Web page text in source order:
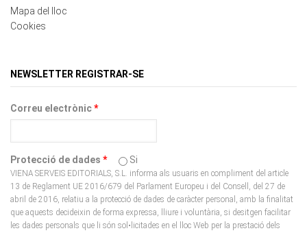
Cookies
Protecció de dades* Si
VIENA SERVEIS EDITORIALS, S.L. informa als usuaris en compliment del article
13 de Reglament UE 2016/679 del Parlament Europeu i del Consell, del 27 de
abril de 2016, relatiu a la protecció de dades de caràcter personal, amb la finalitat
que aquests decideixin de forma expressa, lliure i voluntària, si desitgen facilitar
les dades personals que li són sol•licitades en el lloc Web per la prestació dels
seus serveis.